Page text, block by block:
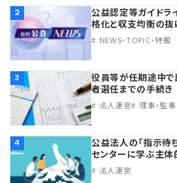
2
公益認定等ガイド
格化と収支均衡の
NEWS・TOPIC・特報
3
役員等が任期途中
者選任までの手続き
法人運営 理事・監事
4
公益法人の「指示
センターに学ぶ主
法人運営